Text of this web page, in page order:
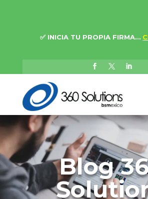
✅ INICIA TU PROPIA FIRMA…
Blog